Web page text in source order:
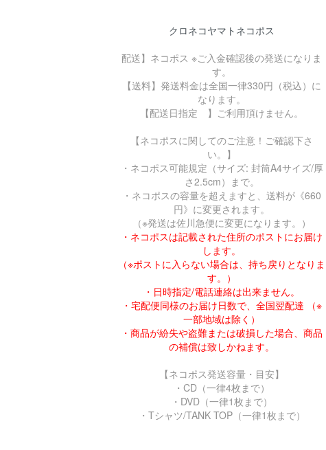
クロネコヤマトネコポス
配送】ネコポス ※ご入金確認後の発送になりま
す。
【送料】発送料金は全国一律330円（税込）に
なります。
【配送日指定 】ご利用頂けません。
【ネコポスに関してのご注意！ご確認下さ
い。】
・ネコポス可能規定（サイズ: 封筒A4サイズ/厚
さ2.5cm）まで。
・ネコポスの容量を超えますと、送料が《660
円》に変更されます。
（※発送は佐川急便に変更になります。）
・ネコポスは記載された住所のポストにお届け
します。
（※ポストに入らない場合は、持ち戻りとなりま
す。）
・日時指定/電話連絡は出来ません。
・宅配便同様のお届け日数で、全国翌配達 （※
一部地域は除く）
・商品が紛失や盗難または破損した場合、商品
の補償は致しかねます。
【ネコポス発送容量・目安】
・CD（一律4枚まで）
・DVD（一律1枚まで）
・Tシャツ/TANK TOP（一律1枚まで）